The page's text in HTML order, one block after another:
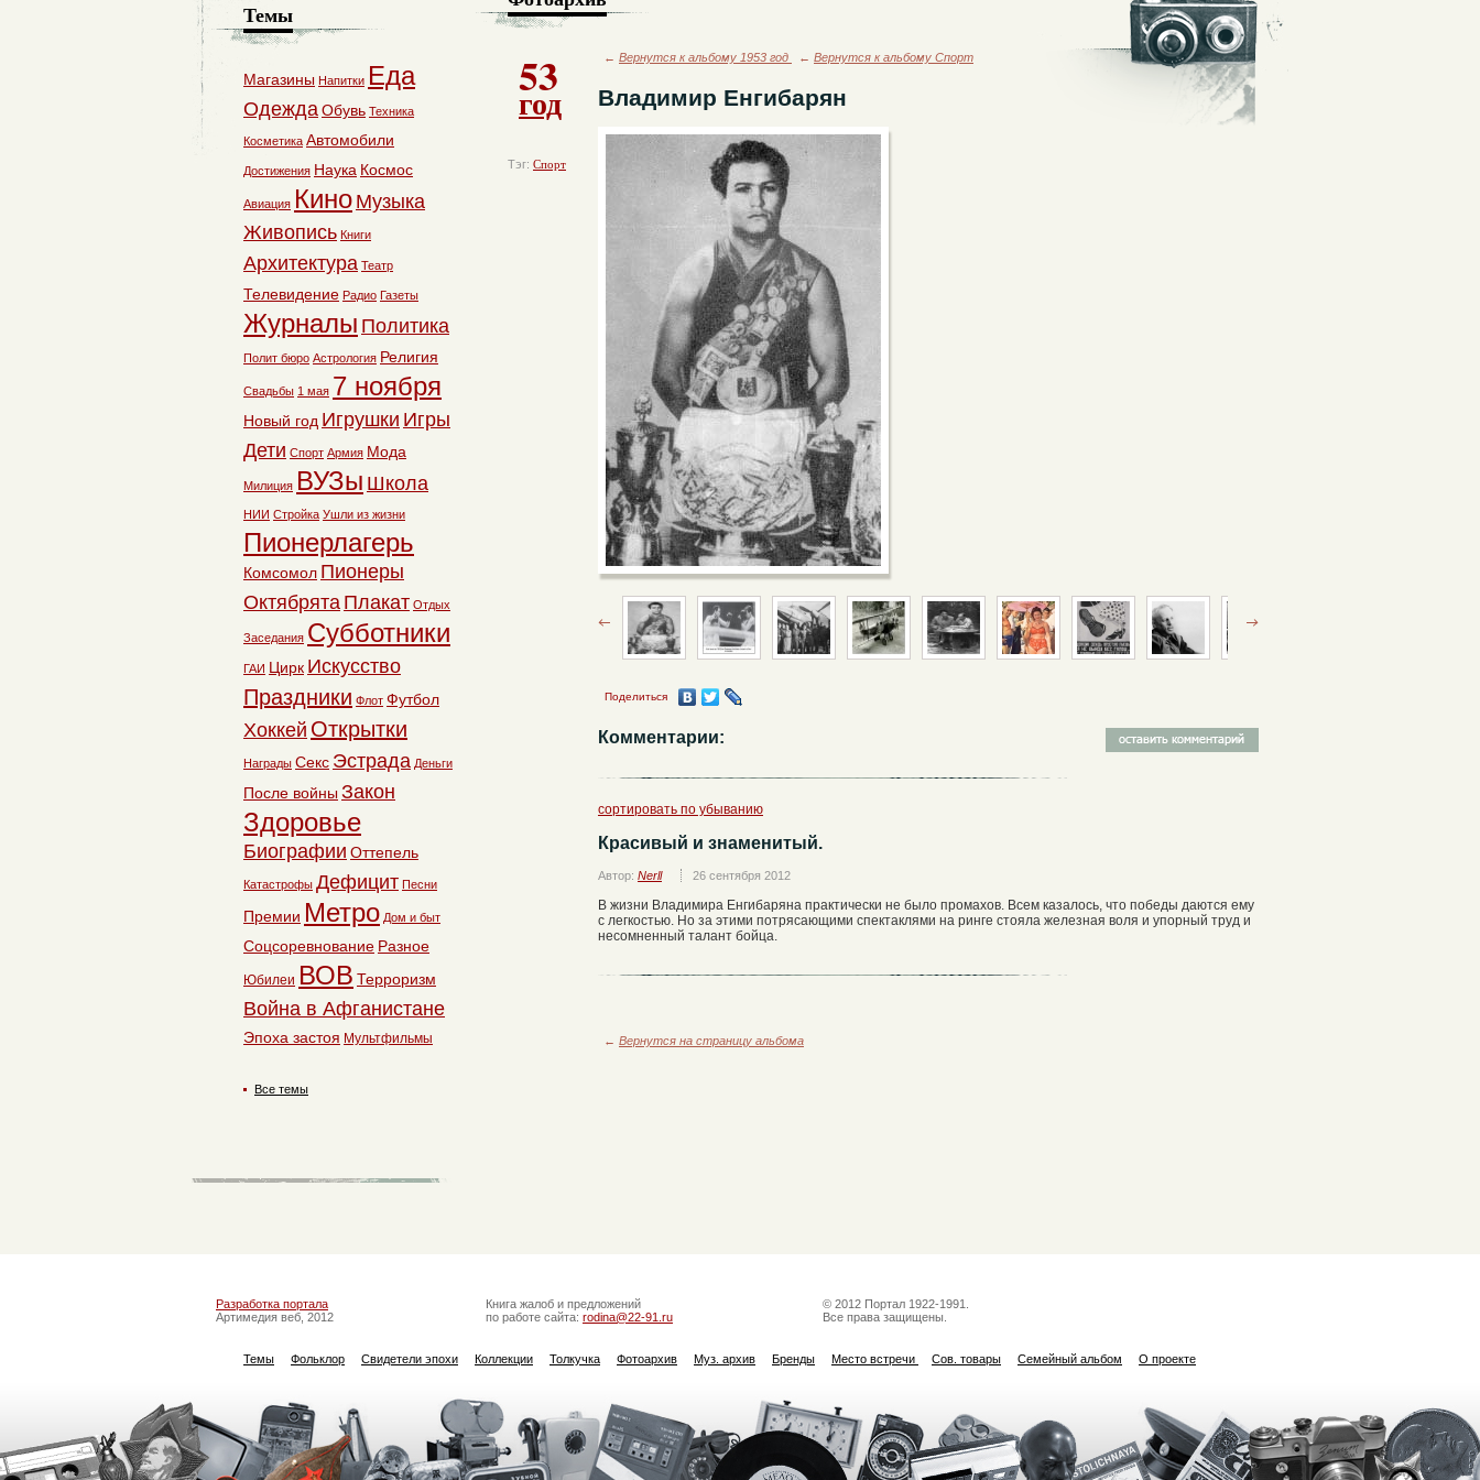
53
год
Тэг: Спорт
← Вернутся к альбому 1953 год ← Вернутся к альбому Спорт
Владимир Енгибарян
Поделиться
Комментарии:
сортировать по убыванию
Красивый и знаменитый.
Автор: Nerll 26 сентября 2012
В жизни Владимира Енгибаряна практически не было промахов. Всем казалось, что победы даются ему
с легкостью. Но за этими потрясающими спектаклями на ринге стояла железная воля и упорный труд и
несомненный талант бойца.
← Вернутся на страницу альбома
Темы
Магазины Напитки Еда
ОдеждаОбувь Техника
Косметика Автомобили
Достижения Наука Космос
Авиация Кино Музыка
Живопись Книги
Архитектура Театр
Телевидение Радио Газеты
Журналы Политика
Полит бюро Астрология Религия
Свадьбы 1 мая 7 ноября
Новый год Игрушки Игры
Дети Спорт Армия Мода
Милиция ВУЗы Школа
НИИ Стройка Ушли из жизни
Пионерлагерь
Комсомол Пионеры
Октябрята Плакат Отдых
Заседания Субботники
ГАИ Цирк Искусство
Праздники Флот Футбол
Хоккей Открытки
Награды Секс Эстрада Деньги
После войны Закон
Здоровье
Биографии Оттепель
Катастрофы Дефицит Песни
Премии Метро Дом и быт
Соцсоревнование Разное
Юбилеи ВОВ Терроризм
Война в Афганистане
Эпоха застоя Мультфильмы
Все темы
Разработка портала
Артимедия веб, 2012
Книга жалоб и предложений
по работе сайта: rodina@22-91.ru
© 2012 Портал 1922-1991.
Все права защищены.
Темы Фольклор Свидетели эпохи Коллекции Толкучка Фотоархив Муз. архив Бренды Место встречи Сов. товары Семейный альбом О проекте